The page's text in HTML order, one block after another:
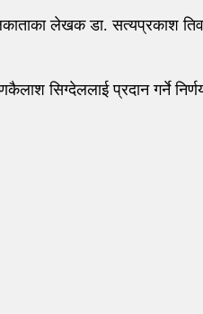
लेखक डा. सत्यप्रकाश
सिग्देललाई प्रदान गर्ने